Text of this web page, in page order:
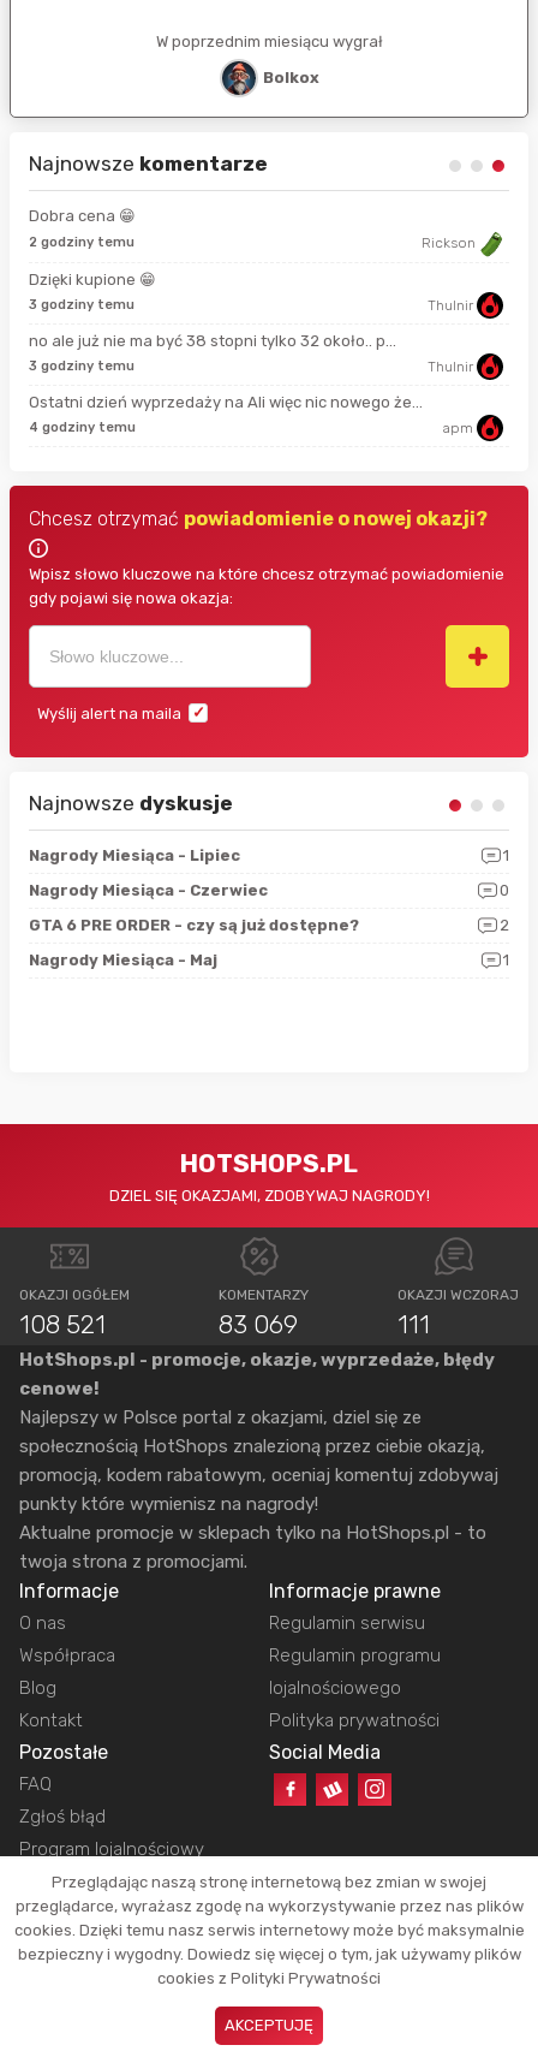
W poprzednim miesiącu wygrał
Bolkox
Najnowsze komentarze
Dobra cena 😁
2 godziny temu Rickson
Dzięki kupione 😁
3 godziny temu Thulnir
no ale już nie ma być 38 stopni tylko 32 około.. p...
3 godziny temu Thulnir
Ostatni dzień wyprzedaży na Ali więc nic nowego że...
4 godziny temu apm
Chcesz otrzymać powiadomienie o nowej okazji?
Wpisz słowo kluczowe na które chcesz otrzymać powiadomienie
gdy pojawi się nowa okazja:
Wyślij alert na maila
Najnowsze dyskusje
Nagrody Miesiąca - Lipiec
1
Nagrody Miesiąca - Czerwiec
0
GTA 6 PRE ORDER - czy są już dostępne?
2
Nagrody Miesiąca - Maj
1
HOTSHOPS.PL
DZIEL SIĘ OKAZJAMI, ZDOBYWAJ NAGRODY!
OKAZJI OGÓŁEM
108 521
KOMENTARZY
83 069
OKAZJI WCZORAJ
111
HotShops.pl - promocje, okazje, wyprzedaże, błędy
cenowe!
Najlepszy w Polsce portal z okazjami, dziel się ze
społecznością HotShops znalezioną przez ciebie okazją,
promocją, kodem rabatowym, oceniaj komentuj zdobywaj
punkty które wymienisz na nagrody!
Aktualne promocje w sklepach tylko na HotShops.pl - to
twoja strona z promocjami.
Informacje
O nas
Współpraca
Blog
Kontakt
Informacje prawne
Regulamin serwisu
Regulamin programu
lojalnościowego
Polityka prywatności
Pozostałe
FAQ
Zgłoś błąd
Program lojalnościowy
Social Media
Copyright © 2026 HotShops.pl - Wszelkie prawa zastrzeżone.
Jako partnerzy możemy otrzymać prowizję za dokonanie zakupów z naszych
linków. Dzięki temu jesteśmy w stanie utrzymać działanie naszego portalu.
Okazje oraz ich atrakcyjność zależą tylko i wyłącznie od naszych
użytkowników.
Przeglądając naszą stronę internetową bez zmian w swojej
przeglądarce, wyrażasz zgodę na wykorzystywanie przez nas plików
cookies. Dzięki temu nasz serwis internetowy może być maksymalnie
bezpieczny i wygodny. Dowiedz się więcej o tym, jak używamy plików
cookies z Polityki Prywatności
AKCEPTUJĘ